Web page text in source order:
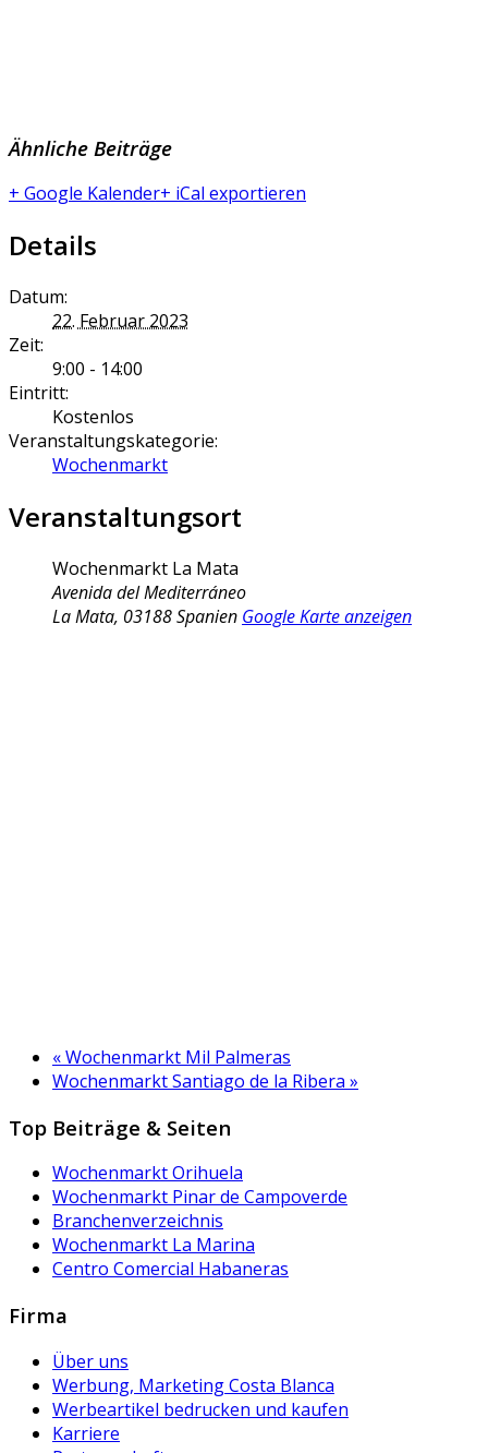
Ähnliche Beiträge
+ Google Kalender+ iCal exportieren
Details
Datum:
22. Februar 2023
Zeit:
9:00 - 14:00
Eintritt:
Kostenlos
Veranstaltungskategorie:
Wochenmarkt
Veranstaltungsort
Wochenmarkt La Mata
Avenida del Mediterráneo
La Mata, 03188Spanien Google Karte anzeigen
«Wochenmarkt Mil Palmeras
Wochenmarkt Santiago de la Ribera »
Top Beiträge & Seiten
Wochenmarkt Orihuela
Wochenmarkt Pinar de Campoverde
Branchenverzeichnis
Wochenmarkt La Marina
Centro Comercial Habaneras
Firma
Über uns
Werbung, Marketing Costa Blanca
Werbeartikel bedrucken und kaufen
Karriere